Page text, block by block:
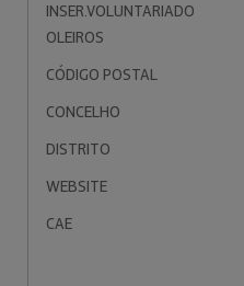
INSER.VOLUNTARIADO
OLEIROS
CÓDIGO POSTAL
CONCELHO
DISTRITO
WEBSITE
CAE